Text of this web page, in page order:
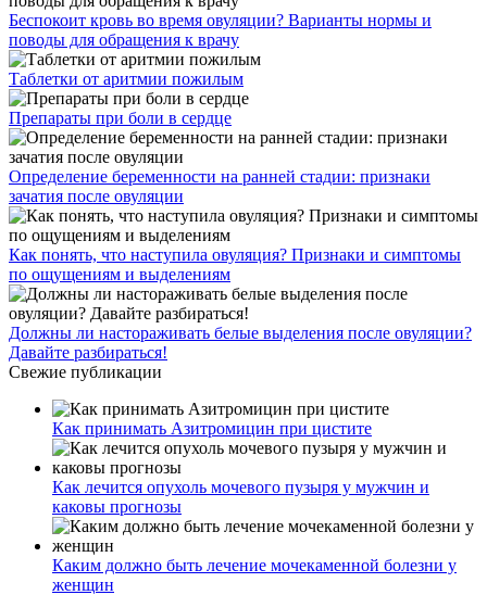
Беспокоит кровь во время овуляции? Варианты нормы и
поводы для обращения к врачу
Таблетки от аритмии пожилым
Препараты при боли в сердце
Определение беременности на ранней стадии: признаки
зачатия после овуляции
Как понять, что наступила овуляция? Признаки и симптомы
по ощущениям и выделениям
Должны ли настораживать белые выделения после овуляции?
Давайте разбираться!
Свежие публикации
Как принимать Азитромицин при цистите
Как лечится опухоль мочевого пузыря у мужчин и
каковы прогнозы
Каким должно быть лечение мочекаменной болезни у
женщин